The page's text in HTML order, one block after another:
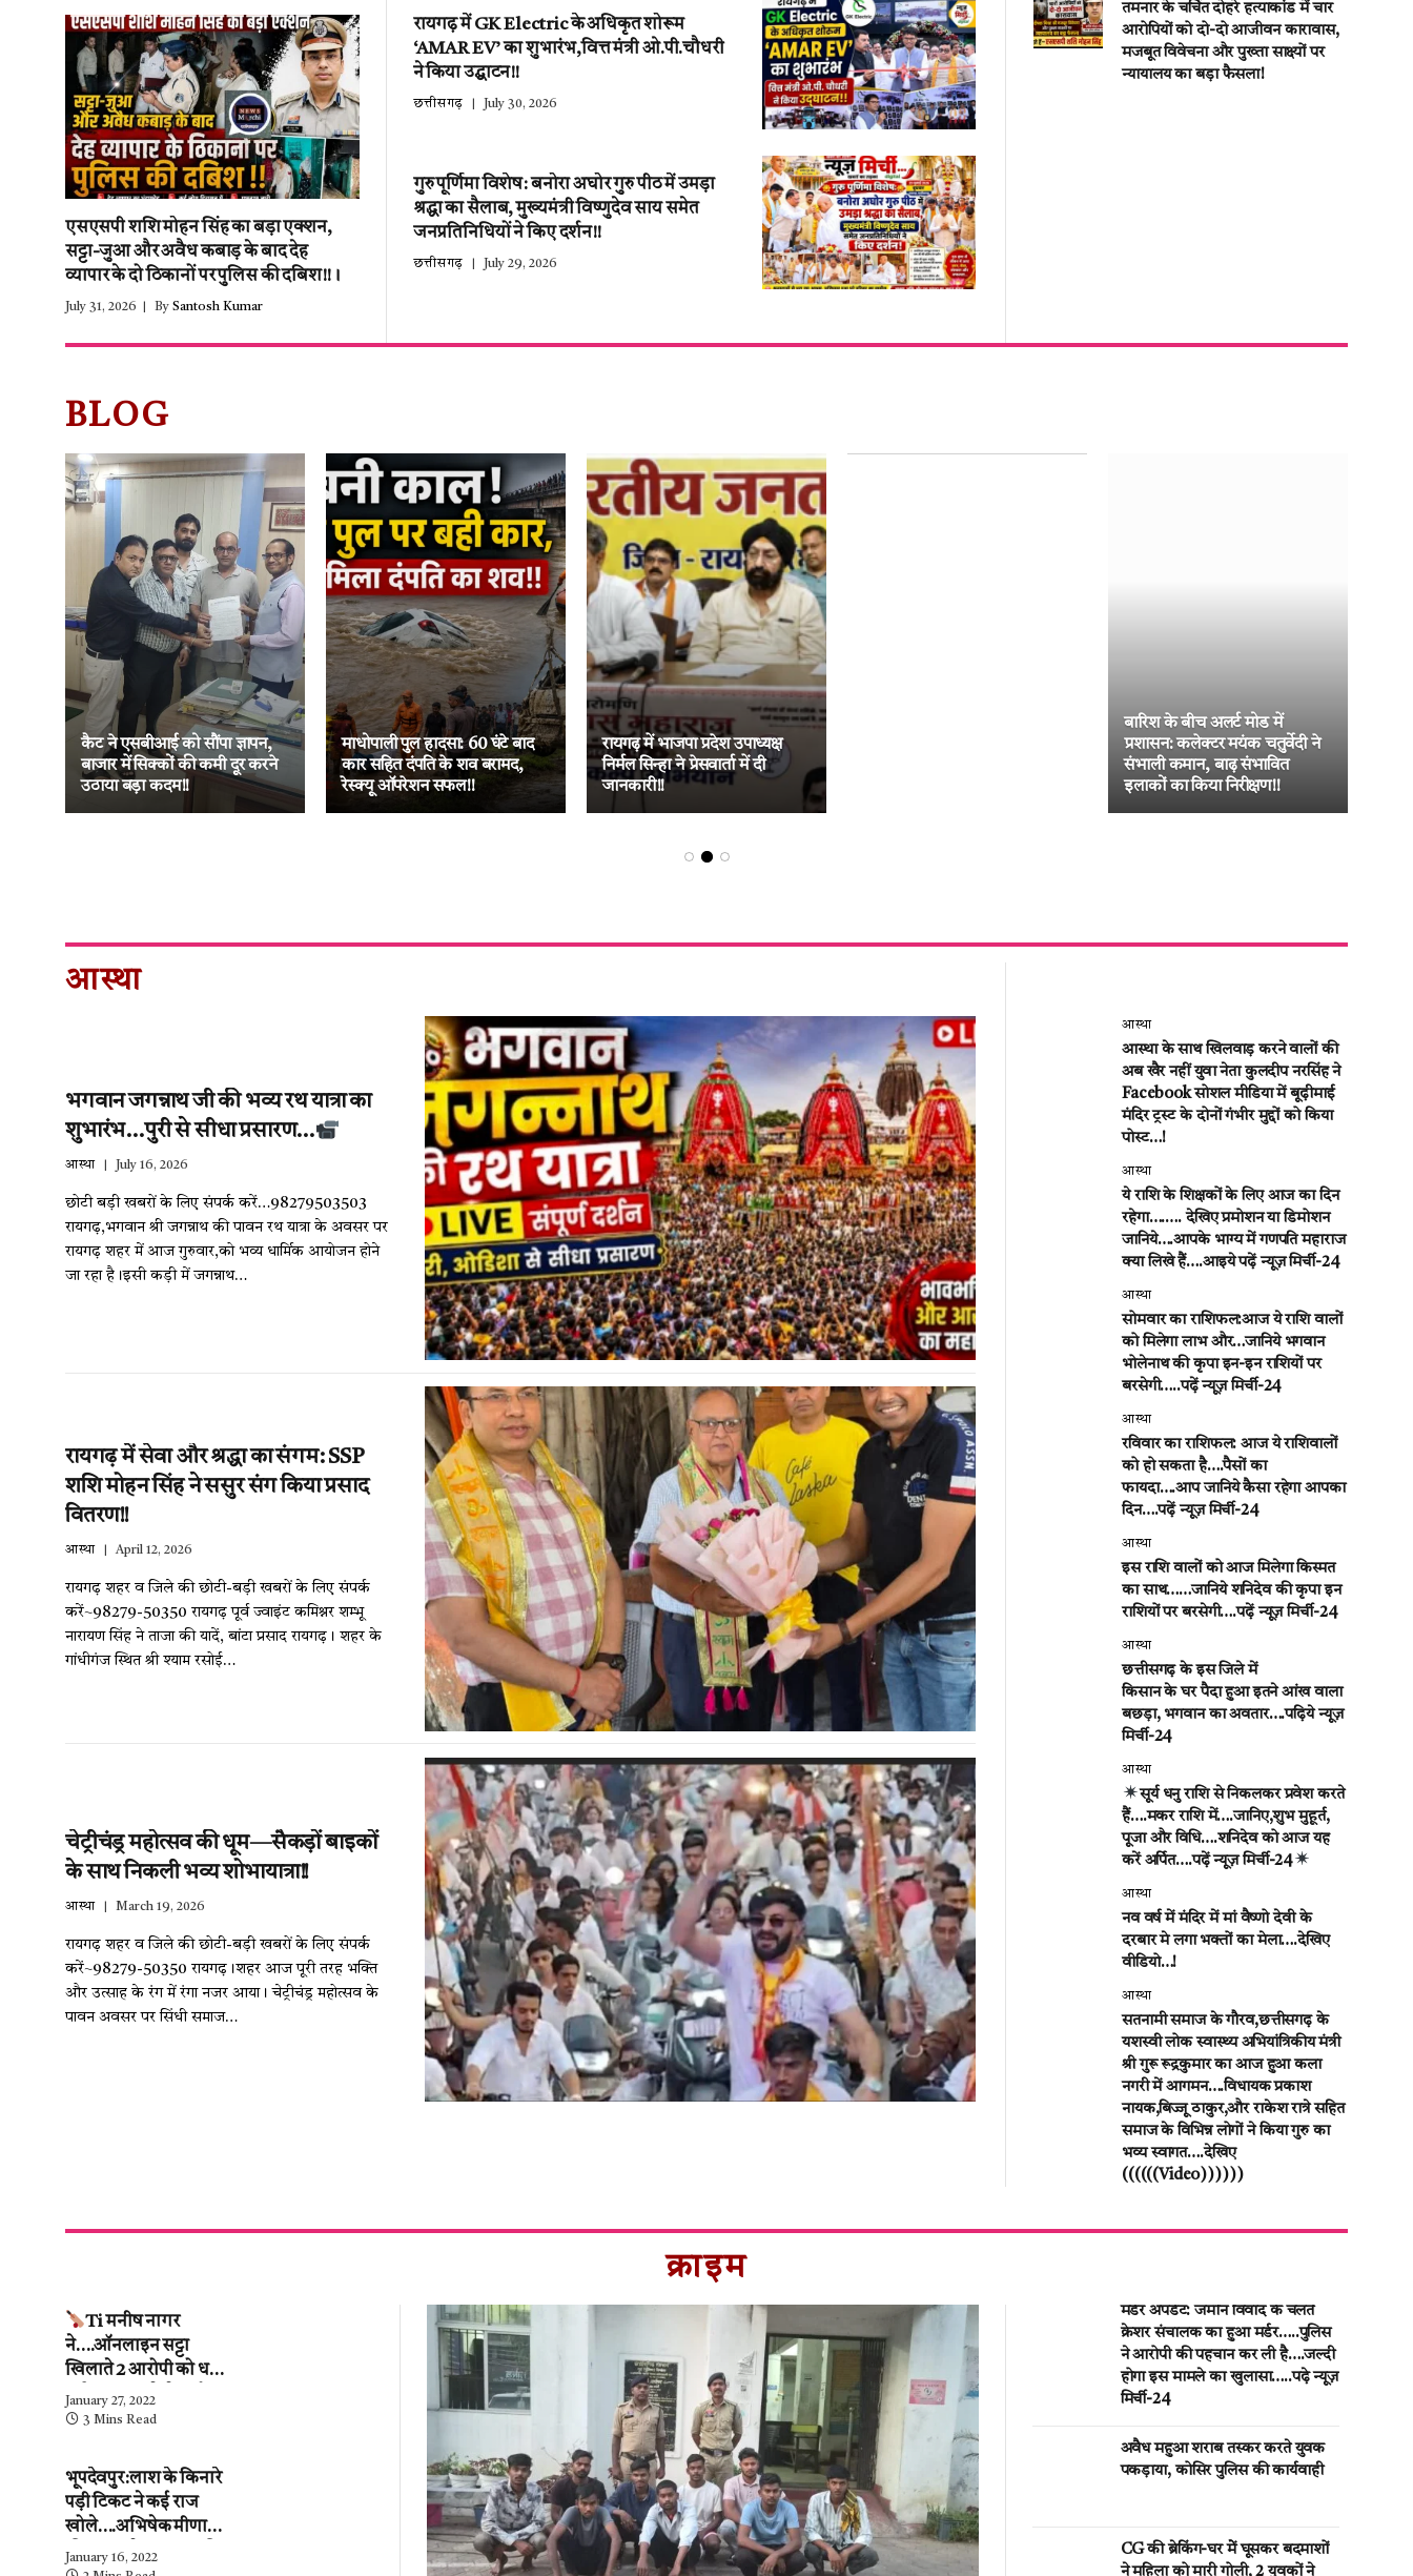
एसएसपी शशि मोहन सिंह का बड़ा एक्शन,
सट्टा-जुआ और अवैध कबाड़ के बाद देह
व्यापार के दो ठिकानों पर पुलिस की दबिश!!।
July 31, 2026 By Santosh Kumar
रायगढ़ में GK Electric के अधिकृत शोरूम
‘AMAR EV’ का शुभारंभ,वित्त मंत्री ओ.पी.चौधरी
ने किया उद्घाटन!!
छत्तीसगढ़ July 30, 2026
गुरु पूर्णिमा विशेष: बनोरा अघोर गुरु पीठ में उमड़ा
श्रद्धा का सैलाब, मुख्यमंत्री विष्णुदेव साय समेत
जनप्रतिनिधियों ने किए दर्शन!!
छत्तीसगढ़ July 29, 2026
तमनार के चर्चित दोहरे हत्याकांड में चार
आरोपियों को दो-दो आजीवन कारावास,
मजबूत विवेचना और पुख्ता साक्ष्यों पर
न्यायालय का बड़ा फैसला!
BLOG
कैट ने एसबीआई को सौंपा ज्ञापन,
बाजार में सिक्कों की कमी दूर करने
उठाया बड़ा कदम!!
माधोपाली पुल हादसा: 60 घंटे बाद
कार सहित दंपति के शव बरामद,
रेस्क्यू ऑपरेशन सफल!!
रायगढ़ में भाजपा प्रदेश उपाध्यक्ष
निर्मल सिन्हा ने प्रेसवार्ता में दी
जानकारी!!
बारिश के बीच अलर्ट मोड में
प्रशासन: कलेक्टर मयंक चतुर्वेदी ने
संभाली कमान, बाढ़ संभावित
इलाकों का किया निरीक्षण!!
आस्था
भगवान जगन्नाथ जी की भव्य रथ यात्रा का
शुभारंभ…पुरी से सीधा प्रसारण…
आस्था July 16, 2026
छोटी बड़ी खबरों के लिए संपर्क करें…98279503503
रायगढ़,भगवान श्री जगन्नाथ की पावन रथ यात्रा के अवसर पर
रायगढ़ शहर में आज गुरुवार,को भव्य धार्मिक आयोजन होने
जा रहा है।इसी कड़ी में जगन्नाथ…
रायगढ़ में सेवा और श्रद्धा का संगम: SSP
शशि मोहन सिंह ने ससुर संग किया प्रसाद
वितरण!!
आस्था April 12, 2026
रायगढ़ शहर व जिले की छोटी-बड़ी खबरों के लिए संपर्क
करें~98279-50350 रायगढ़ पूर्व ज्वाइंट कमिश्नर शम्भू
नारायण सिंह ने ताजा की यादें, बांटा प्रसाद रायगढ़। शहर के
गांधीगंज स्थित श्री श्याम रसोई…
चेट्रीचंड्र महोत्सव की धूम—सैकड़ों बाइकों
के साथ निकली भव्य शोभायात्रा!!
आस्था March 19, 2026
रायगढ़ शहर व जिले की छोटी-बड़ी खबरों के लिए संपर्क
करें~98279-50350 रायगढ़।शहर आज पूरी तरह भक्ति
और उत्साह के रंग में रंगा नजर आया। चेट्रीचंड्र महोत्सव के
पावन अवसर पर सिंधी समाज…
आस्था
आस्था के साथ खिलवाड़ करने वालों की
अब खैर नहीं युवा नेता कुलदीप नरसिंह ने
Facebook सोशल मीडिया में बूढ़ीमाई
मंदिर ट्रस्ट के दोनों गंभीर मुद्दों को किया
पोस्ट…!
आस्था
ये राशि के शिक्षकों के लिए आज का दिन
रहेगा….…. देखिए प्रमोशन या डिमोशन
जानिये….आपके भाग्य में गणपति महाराज
क्या लिखे हैं….आइये पढ़ें न्यूज़ मिर्ची-24
आस्था
सोमवार का राशिफल:आज ये राशि वालों
को मिलेगा लाभ और…जानिये भगवान
भोलेनाथ की कृपा इन-इन राशियों पर
बरसेगी…..पढ़ें न्यूज़ मिर्ची-24
आस्था
रविवार का राशिफल: आज ये राशिवालों
को हो सकता है….पैसों का
फायदा….आप जानिये कैसा रहेगा आपका
दिन….पढ़ें न्यूज़ मिर्ची-24
आस्था
इस राशि वालों को आज मिलेगा किस्मत
का साथ……जानिये शनिदेव की कृपा इन
राशियों पर बरसेगी….पढ़ें न्यूज़ मिर्ची-24
आस्था
छत्तीसगढ़ के इस जिले में
किसान के घर पैदा हुआ इतने आंख वाला
बछड़ा, भगवान का अवतार….पढ़िये न्यूज़
मिर्ची-24
आस्था
सूर्य धनु राशि से निकलकर प्रवेश करते
हैं….मकर राशि में….जानिए,शुभ मुहूर्त,
पूजा और विधि….शनिदेव को आज यह
करें अर्पित….पढ़ें न्यूज़ मिर्ची-24
आस्था
नव वर्ष में मंदिर में मां वैष्णो देवी के
दरबार मे लगा भक्तों का मेला….देखिए
वीडियो…!
आस्था
सतनामी समाज के गौरव,छत्तीसगढ़ के
यशस्वी लोक स्वास्थ्य अभियांत्रिकीय मंत्री
श्री गुरू रूद्रकुमार का आज हुआ कला
नगरी में आगमन….विधायक प्रकाश
नायक,बिज्जू ठाकुर,और राकेश रात्रे सहित
समाज के विभिन्न लोगों ने किया गुरु का
भव्य स्वागत….देखिए
((((((Video))))))
क्राइम
Ti मनीष नागर
ने….ऑनलाइन सट्टा
खिलाते 2 आरोपी को धर
दबोचा….कब्जे से ढाई
लाख के हिसाब-किताब
January 27, 2022
3 Mins Read
भूपदेवपुर:लाश के किनारे
पड़ी टिकट ने कई राज
खोले….अभिषेक मीणा
की पुलिस ने…महिला की
January 16, 2022
मर्डर अपडेट: जमीन विवाद के चलते
क्रेशर संचालक का हुआ मर्डर…..पुलिस
ने आरोपी की पहचान कर ली है….जल्दी
होगा इस मामले का खुलासा…..पढ़े न्यूज़
मिर्ची-24
अवैध महुआ शराब तस्कर करते युवक
पकड़ाया, कोसिर पुलिस की कार्यवाही
CG की ब्रेकिंग-घर मेें घूसकर बदमाशों
ने महिला को मारी गोली, 2 युवकों ने